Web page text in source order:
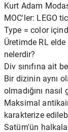
Kurt Adam
MOC'ler: LEGO
Type = color
Üretimde RL
nelerdir?
Div sınıfına ait
Bir dizinin aynı
olmadığını
Maksimal
karakterize
Satürn'ün